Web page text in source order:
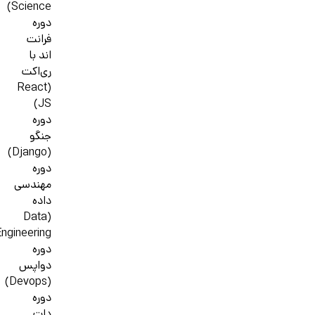
Science)
دوره
فرانت
اند با
ری‌اکت
(React
JS)
دوره
جنگو
(Django)
دوره
مهندسی
داده
(Data
دوره
دواپس
(Devops)
دوره